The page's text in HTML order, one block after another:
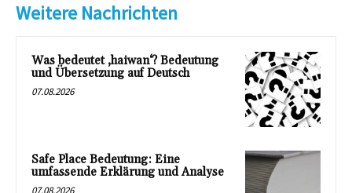
Weitere Nachrichten
Was bedeutet ‚haiwan‘? Bedeutung
und Übersetzung auf Deutsch
07.08.2026
Safe Place Bedeutung: Eine
umfassende Erklärung und Analyse
07.08.2026